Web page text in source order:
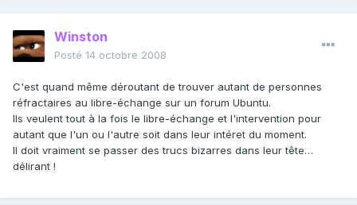
Winston
Posté 14 octobre 2008
C'est quand même déroutant de trouver autant de personnes
réfractaires au libre-échange sur un forum Ubuntu.
Ils veulent tout à la fois le libre-échange et l'intervention pour
autant que l'un ou l'autre soit dans leur intéret du moment.
Il doit vraiment se passer des trucs bizarres dans leur tête…
délirant !